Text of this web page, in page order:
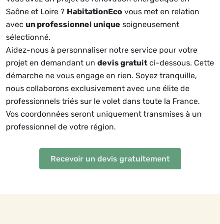
Saône et Loire ? HabitationEco vous met en relation
avec un professionnel unique soigneusement
sélectionné.
Aidez-nous à personnaliser notre service pour votre
projet en demandant un devis gratuit ci-dessous. Cette
démarche ne vous engage en rien. Soyez tranquille,
nous collaborons exclusivement avec une élite de
professionnels triés sur le volet dans toute la France.
Vos coordonnées seront uniquement transmises à un
professionnel de votre région.
Recevoir un devis gratuitement